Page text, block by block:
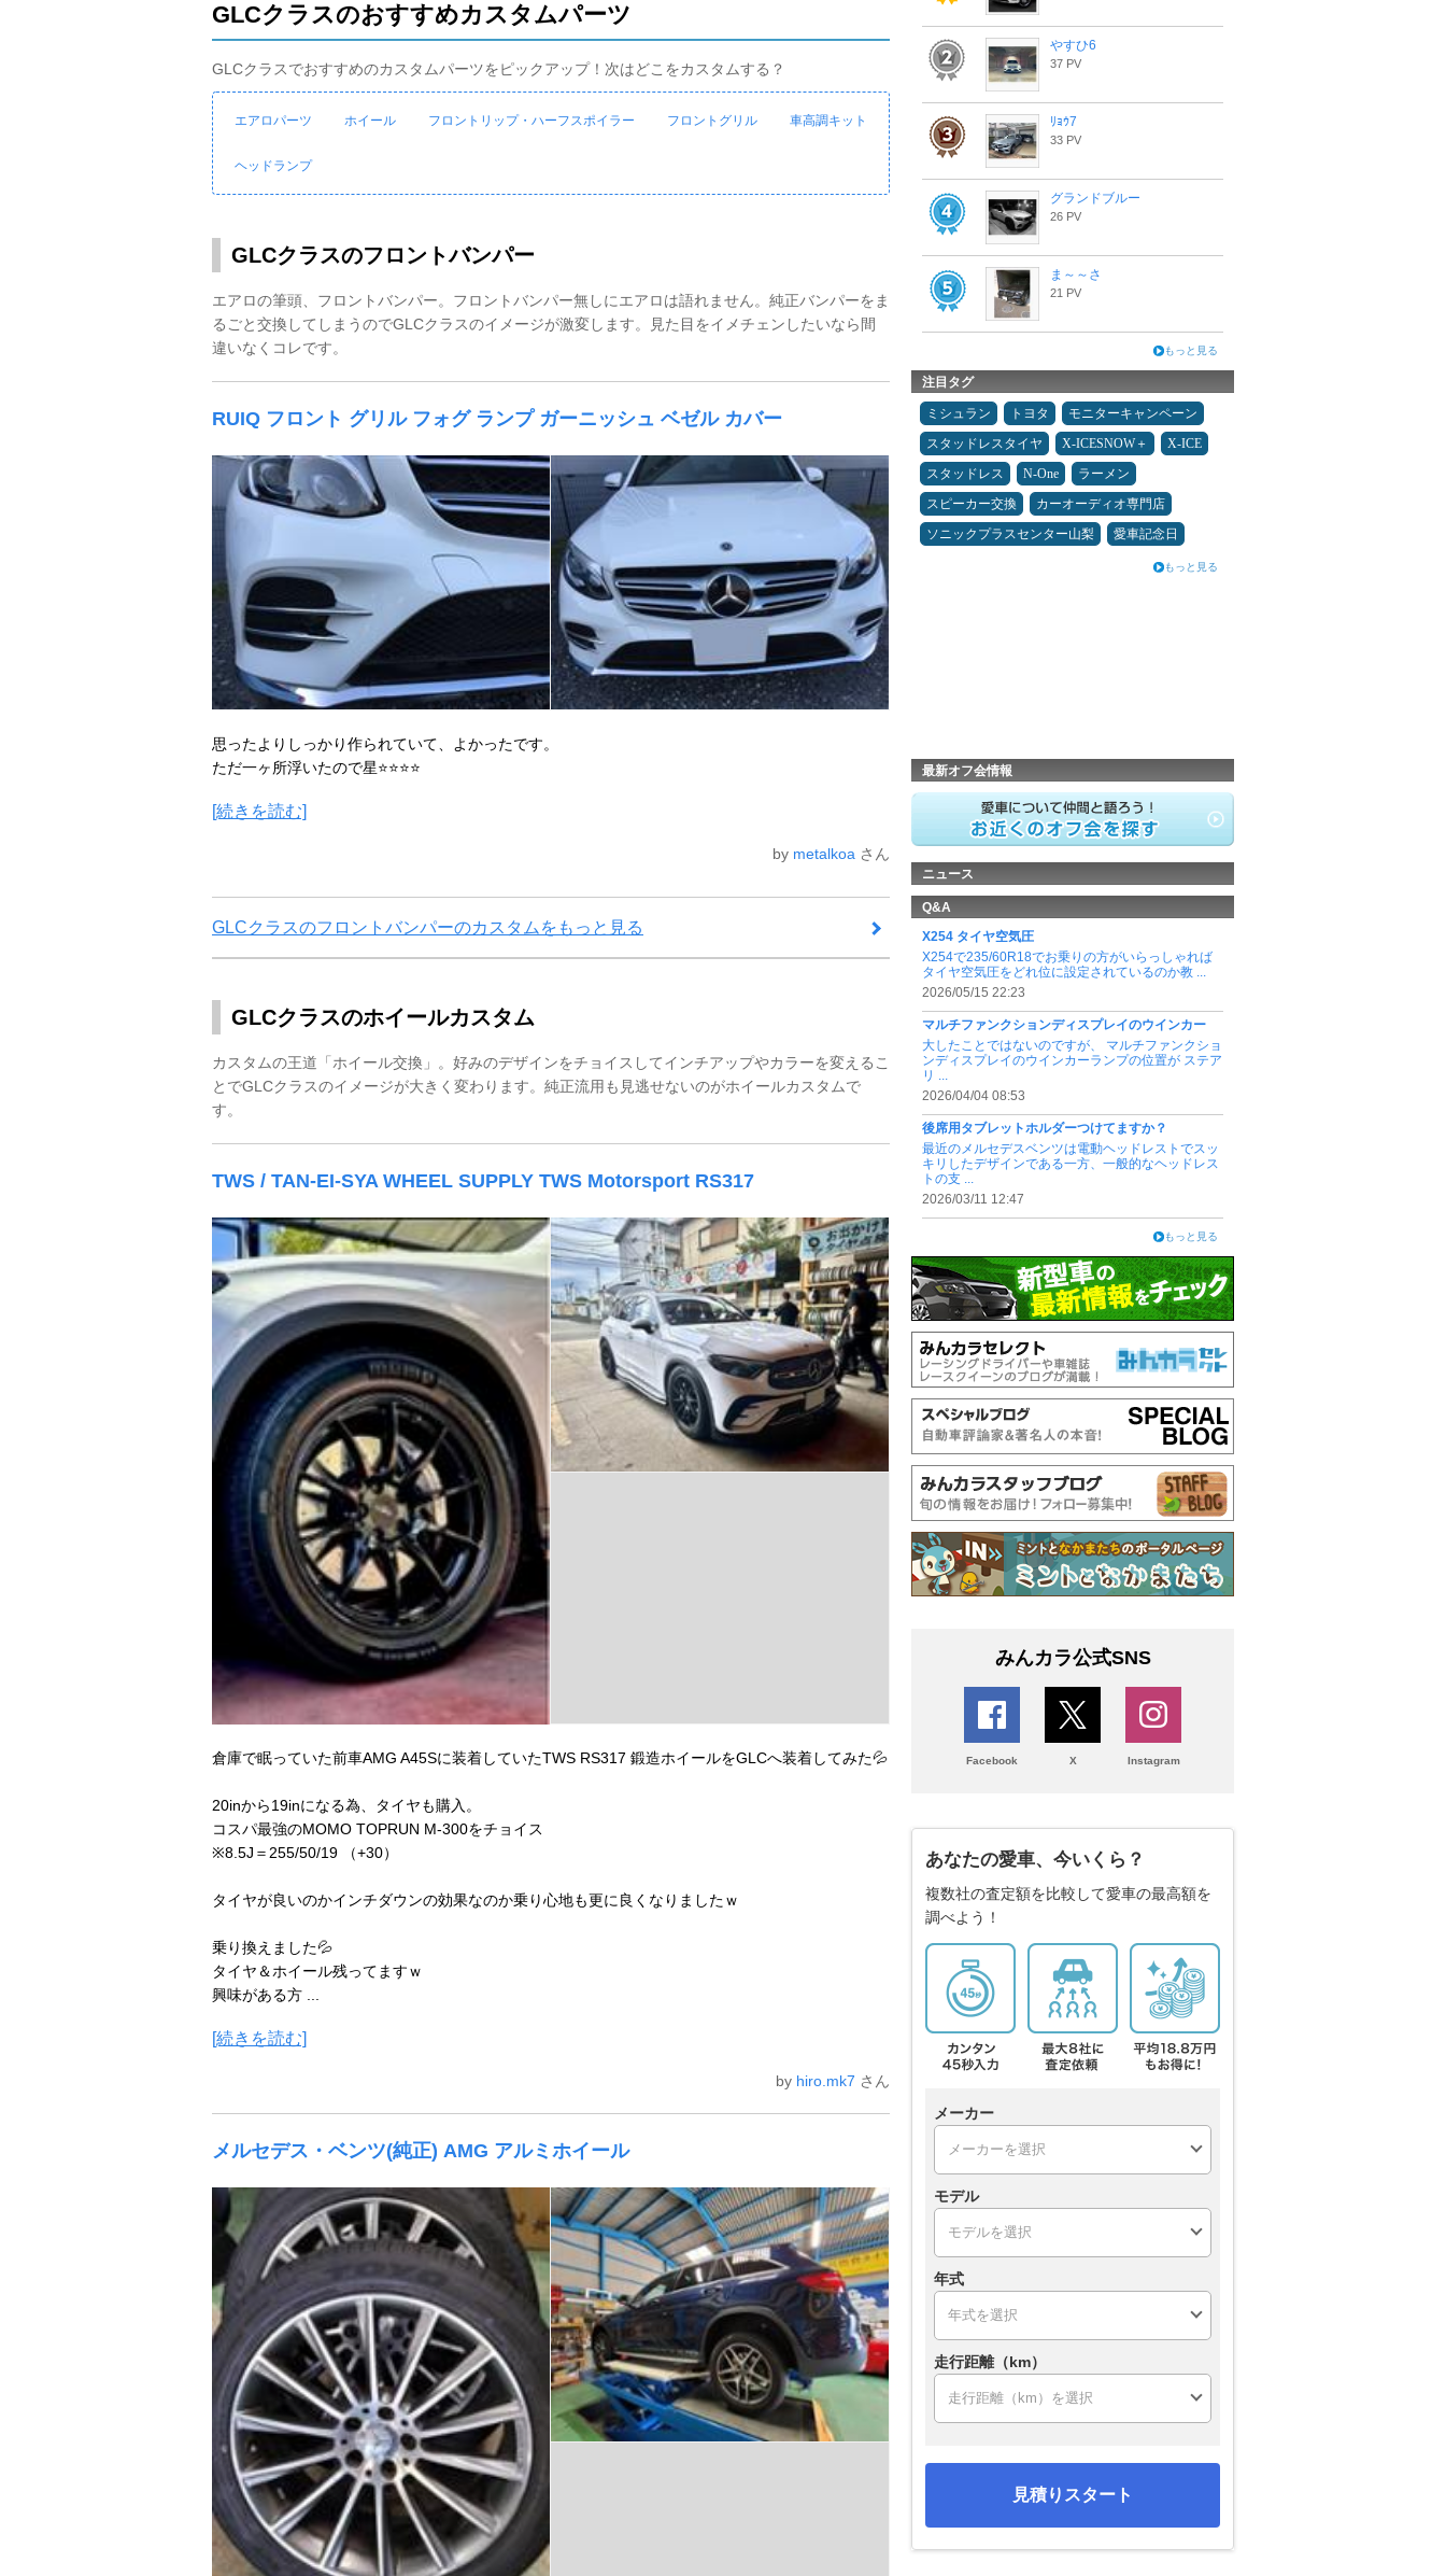
GLCクラスのおすすめカスタムパーツ
GLCクラスでおすすめのカスタムパーツをピックアップ！次はどこをカスタムする？
エアロパーツ ホイール フロントリップ・ハーフスポイラー フロントグリル 車高調キット
ヘッドランプ
GLCクラスのフロントバンパー
エアロの筆頭、フロントバンパー。フロントバンパー無しにエアロは語れません。純正バンパーをま
るごと交換してしまうのでGLCクラスのイメージが激変します。見た目をイメチェンしたいなら間
違いなくコレです。
RUIQ フロント グリル フォグ ランプ ガーニッシュ ベゼル カバー
思ったよりしっかり作られていて、よかったです。
ただ一ヶ所浮いたので星⭐️⭐️⭐️⭐️
[続きを読む]
by metalkoa さん
GLCクラスのフロントバンパーのカスタムをもっと見る
GLCクラスのホイールカスタム
カスタムの王道「ホイール交換」。好みのデザインをチョイスしてインチアップやカラーを変えるこ
とでGLCクラスのイメージが大きく変わります。純正流用も見逃せないのがホイールカスタムで
す。
TWS / TAN-EI-SYA WHEEL SUPPLY TWS Motorsport RS317
倉庫で眠っていた前車AMG A45Sに装着していたTWS RS317 鍛造ホイールをGLCへ装着してみた💦
20inから19inになる為、タイヤも購入。
コスパ最強のMOMO TOPRUN M-300をチョイス
※8.5J＝255/50/19 （+30）
タイヤが良いのかインチダウンの効果なのか乗り心地も更に良くなりましたｗ
乗り換えました💦
タイヤ＆ホイール残ってますｗ
興味がある方 ...
[続きを読む]
by hiro.mk7 さん
メルセデス・ベンツ(純正) AMG アルミホイール
やすひ6
37 PV
ﾘｮｳ7
33 PV
グランドブルー
26 PV
ま～～さ
21 PV
もっと見る
注目タグ
ミシュラン トヨタ
モニターキャンペーン
スタッドレスタイヤ
X-ICESNOW＋
X-ICE
スタッドレス
N-One
ラーメン
スピーカー交換
カーオーディオ専門店
ソニックプラスセンター山梨
愛車記念日
もっと見る
最新オフ会情報
ニュース
Q&A
X254 タイヤ空気圧
X254で235/60R18でお乗りの方がいらっしゃれば
タイヤ空気圧をどれ位に設定されているのか教 ...
2026/05/15 22:23
マルチファンクションディスプレイのウインカー
大したことではないのですが、 マルチファンクショ
ンディスプレイのウインカーランプの位置が ステア
リ ...
2026/04/04 08:53
後席用タブレットホルダーつけてますか？
最近のメルセデスベンツは電動ヘッドレストでスッ
キリしたデザインである一方、一般的なヘッドレス
トの支 ...
2026/03/11 12:47
もっと見る
みんカラ公式SNS
Facebook X Instagram
あなたの愛車、今いくら？
複数社の査定額を比較して愛車の最高額を
調べよう！
メーカー
モデル
年式
走行距離（km）
見積りスタート